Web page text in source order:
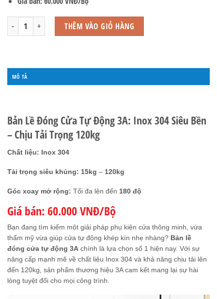
Bản Lề Đóng Cửa Tự Động - K1 số lượng
THÊM VÀO GIỎ HÀNG
MÔ TẢ
Bản Lề Đóng Cửa Tự Động 3A: Inox 304 Siêu Bền
– Chịu Tải Trọng 120kg
Chất liệu: Inox 304
Tải trọng siêu khủng: 15kg – 120kg
Góc xoay mở rộng: Tối đa lên đến 180 độ
Giá bán: 60.000 VNĐ/Bộ
Bạn đang tìm kiếm một giải pháp phụ kiện cửa thông minh, vừa
thẩm mỹ vừa giúp cửa tự động khép kín nhẹ nhàng? Bản lề
đóng cửa tự động 3A chính là lựa chọn số 1 hiện nay. Với sự
nâng cấp mạnh mẽ về chất liệu Inox 304 và khả năng chịu tải lên
đến 120kg, sản phẩm thương hiệu 3A cam kết mang lại sự hài
lòng tuyệt đối cho mọi công trình.